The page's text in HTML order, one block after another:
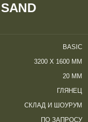
BASIC
3200 Х 1600 ММ
20 ММ
ГЛЯНЕЦ
СКЛАД И ШОУРУМ
ПО ЗАПРОСУ